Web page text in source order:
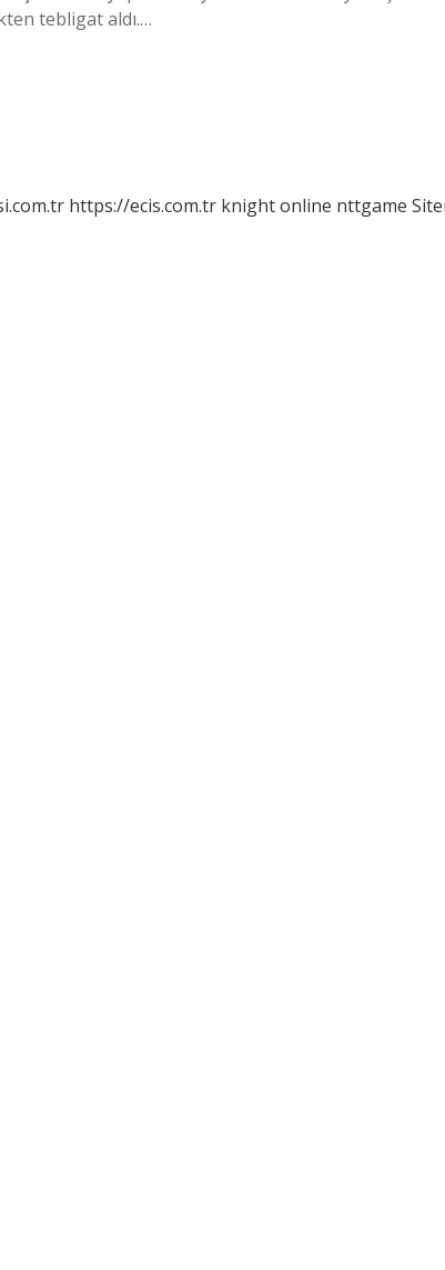
tebligat aldı.…
https://ecis.com.tr knight online nttgame